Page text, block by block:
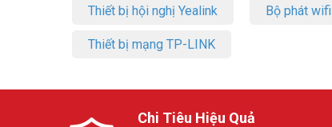
– 2~4 Microphone VCM34 Array
Thiết bị hội nghị
Yealink UVC84-BYOD-H00 là giải
Thiết bị hội nghị Yealink Bộ phát
Thiết bị mạng TP-LINK
Chi Tiêu Hiệu Quả